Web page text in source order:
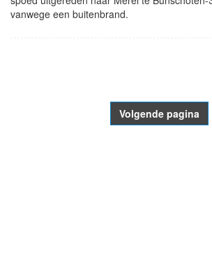
vanwege een buitenbrand.
Volgende pagina